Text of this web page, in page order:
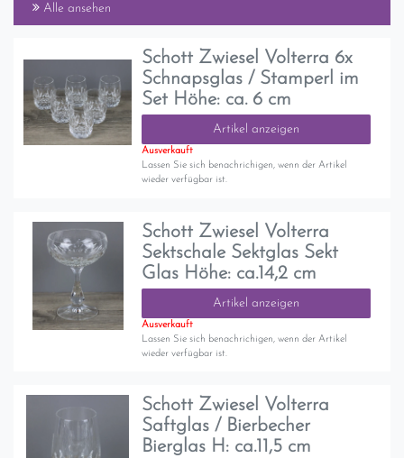
Alle ansehen
Schott Zwiesel Volterra 6x
Schnapsglas / Stamperl im
Set Höhe: ca. 6 cm
Artikel anzeigen
Ausverkauft
Lassen Sie sich benachrichigen, wenn der Artikel
wieder verfügbar ist.
Schott Zwiesel Volterra
Sektschale Sektglas Sekt
Glas Höhe: ca.14,2 cm
Artikel anzeigen
Ausverkauft
Lassen Sie sich benachrichigen, wenn der Artikel
wieder verfügbar ist.
Schott Zwiesel Volterra
Saftglas / Bierbecher
Bierglas H: ca.11,5 cm